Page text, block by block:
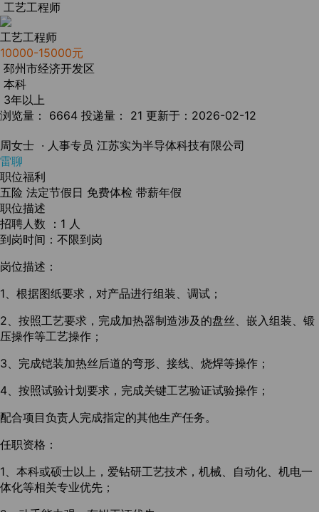
工艺工程师
工艺工程师
10000-15000元
邳州市经济开发区
本科
3年以上
浏览量： 6664 投递量： 21 更新于：2026-02-12
周女士 · 人事专员 江苏实为半导体科技有限公司
雷聊
职位福利
五险 法定节假日 免费体检 带薪年假
职位描述
招聘人数 ：1 人
到岗时间：不限到岗
岗位描述：
1、根据图纸要求，对产品进行组装、调试；
2、按照工艺要求，完成加热器制造涉及的盘丝、嵌入组装、锻
压操作等工艺操作；
3、完成铠装加热丝后道的弯形、接线、烧焊等操作；
4、按照试验计划要求，完成关键工艺验证试验操作；
配合项目负责人完成指定的其他生产任务。
任职资格：
1、本科或硕士以上，爱钻研工艺技术，机械、自动化、机电一
体化等相关专业优先；